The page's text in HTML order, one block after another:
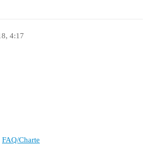
4:17
FAQ/Charte